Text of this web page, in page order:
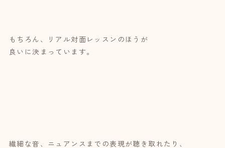
もちろん、リアル対面レッスンのほうが
良いに決まっています。
繊細な音、ニュアンスまでの表現が聴き取れたり、